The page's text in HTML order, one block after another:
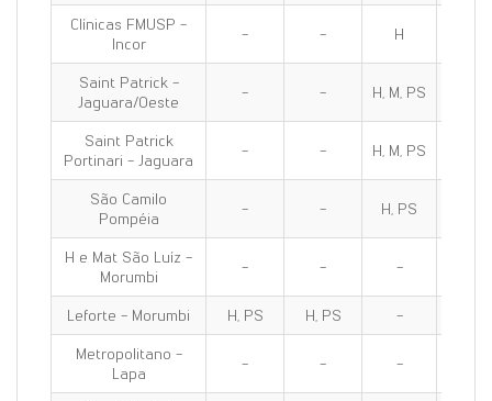
Clínicas FMUSP -
Incor
- - H
Saint Patrick -
Jaguara/Oeste
- - H, M, PS
Saint Patrick
Portinari - Jaguara
- - H, M, PS
São Camilo
Pompéia
- - H, PS
H e Mat São Luíz -
Morumbi
- - -
Leforte - Morumbi H, PS H, PS -
Metropolitano -
Lapa
- - -